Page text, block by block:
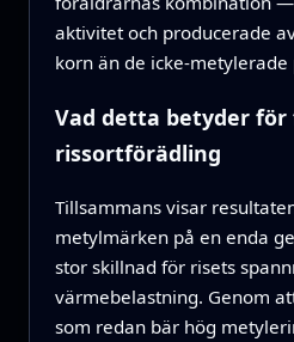
aktivitet och producerade
korn än de icke-metylerade
Vad detta betyder
rissortförädling
Tillsammans visar
metylmärken på en enda
stor skillnad för risets
värmebelastning. Genom
som redan bär hög